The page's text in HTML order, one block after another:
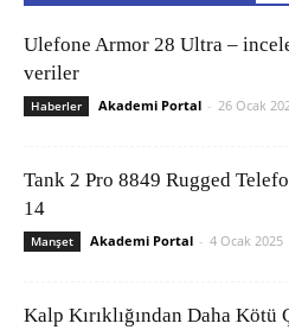
Ulefone Armor 28 Ultra –
veriler
Haberler Akademi Portal - 26 Ocak
Tank 2 Pro 8849 Rugged
14
Manşet Akademi Portal - 4 Ocak 2025
Kalp Kırıklığından Daha Kötü